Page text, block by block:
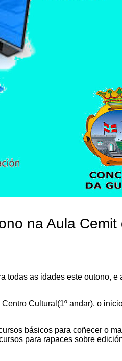
na Aula
todas as idades este outono, e
Cultural(1º andar), o
básicos para coñecer o
para rapaces sobre